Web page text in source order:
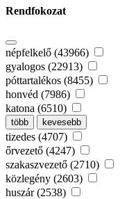
Rendfokozat
népfelkelő (43966)
gyalogos (22913)
póttartalékos (8455)
honvéd (7986)
katona (6510)
több kevesebb
tizedes (4707)
őrvezető (4247)
szakaszvezető (2710)
közlegény (2603)
huszár (2538)